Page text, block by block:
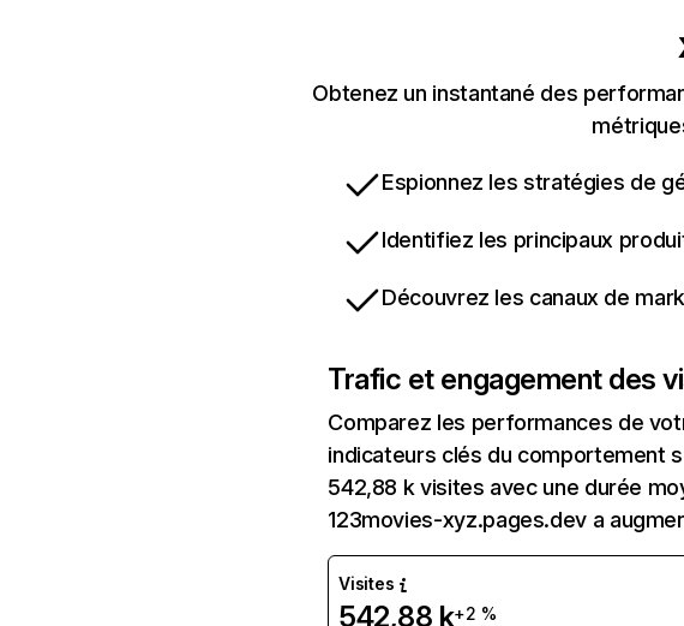
Obtenez un instantané des
Espionnez les stratégies de
Identifiez les principaux
Découvrez les canaux de
Trafic et engagement des
Comparez les performances de
indicateurs clés du comportement
542,88 k visites avec une durée
123movies-xyz.pages.dev a
Visites
542,88 k+2 %